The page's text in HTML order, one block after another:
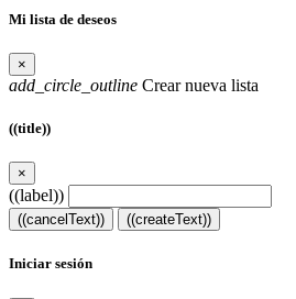
Mi lista de deseos
×
add_circle_outline Crear nueva lista
((title))
×
((label))
((cancelText)) ((createText))
Iniciar sesión